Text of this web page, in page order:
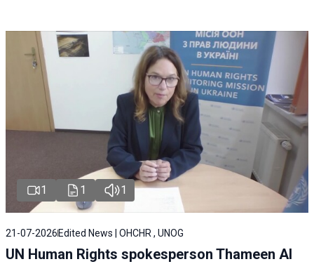
1 1 1
21-07-2026 Edited News | OHCHR , UNOG
UN Human Rights spokesperson Thameen Al